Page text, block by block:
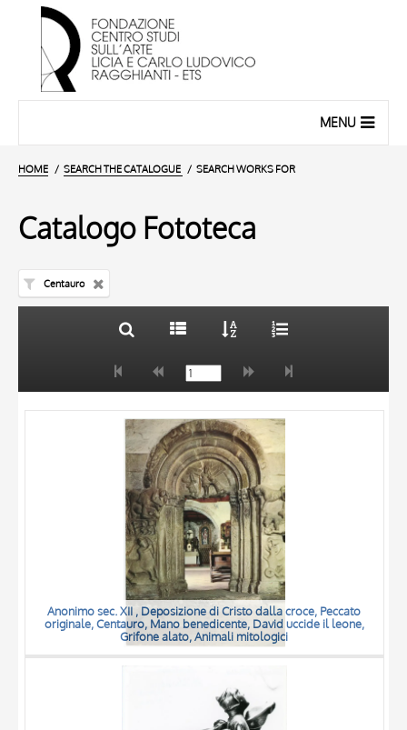
MENU
HOME SEARCH THE CATALOGUE SEARCH WORKS FOR
Catalogo Fototeca
Centauro
AUTHOR
OBJECT
LOCATION
20 RESULTS
Anonimo sec. XII , Deposizione di Cristo dalla croce, Peccato
originale, Centauro, Mano benedicente, David uccide il leone,
Grifone alato, Animali mitologici